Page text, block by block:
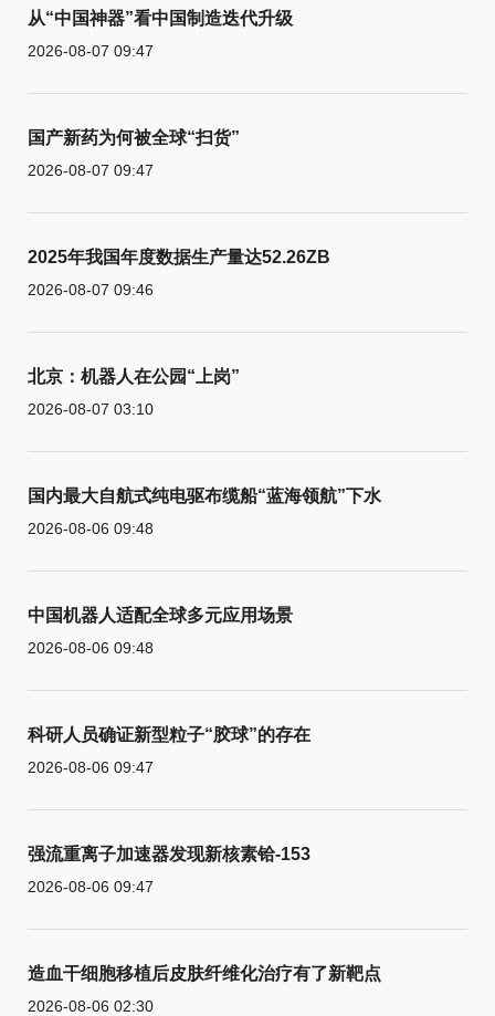
从“中国神器”看中国制造迭代升级
2026-08-07 09:47
国产新药为何被全球“扫货”
2026-08-07 09:47
2025年我国年度数据生产量达52.26ZB
2026-08-07 09:46
北京：机器人在公园“上岗”
2026-08-07 03:10
国内最大自航式纯电驱布缆船“蓝海领航”下水
2026-08-06 09:48
中国机器人适配全球多元应用场景
2026-08-06 09:48
科研人员确证新型粒子“胶球”的存在
2026-08-06 09:47
强流重离子加速器发现新核素铪-153
2026-08-06 09:47
造血干细胞移植后皮肤纤维化治疗有了新靶点
2026-08-06 02:30